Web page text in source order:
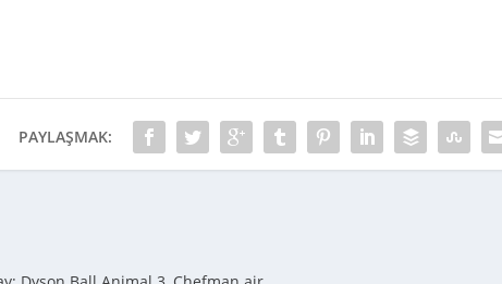
PAYLAŞMAK: